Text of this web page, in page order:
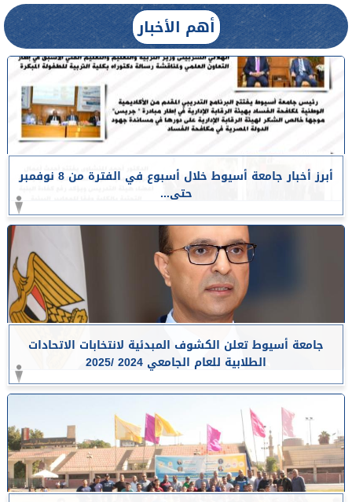
أهم الأخبار
أبرز أخبار جامعة أسيوط خلال أسبوع في الفترة من 8 نوفمبر
حتى...
جامعة أسيوط تعلن الكشوف المبدئية لانتخابات الاتحادات
الطلابية للعام الجامعي 2024 /2025